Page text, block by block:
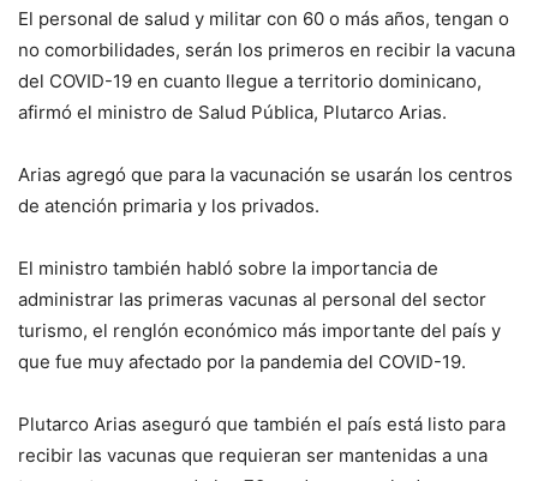
El personal de salud y militar con 60 o más años, tengan o
no comorbilidades, serán los primeros en recibir la vacuna
del COVID-19 en cuanto llegue a territorio dominicano,
afirmó el ministro de Salud Pública, Plutarco Arias.
Arias agregó que para la vacunación se usarán los centros
de atención primaria y los privados.
El ministro también habló sobre la importancia de
administrar las primeras vacunas al personal del sector
turismo, el renglón económico más importante del país y
que fue muy afectado por la pandemia del COVID-19.
Plutarco Arias aseguró que también el país está listo para
recibir las vacunas que requieran ser mantenidas a una